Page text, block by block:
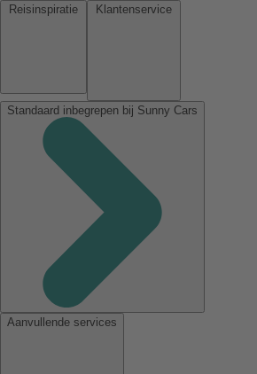
Standaard inbegrepen bij Sunny Cars
Aanvullende services